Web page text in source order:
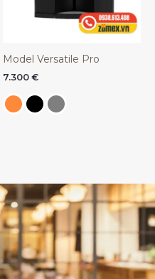
Model Versatile Pro
7.300 €